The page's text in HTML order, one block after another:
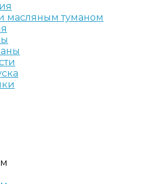
масляным туманом